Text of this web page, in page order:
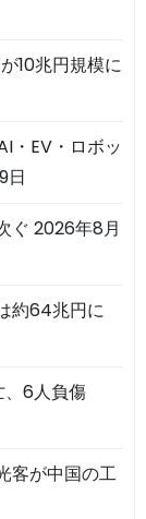
10兆円規模に
・EV・ロボッ
日
ぐ 2026年8月
約64兆円に
6人負傷
客が中国の工